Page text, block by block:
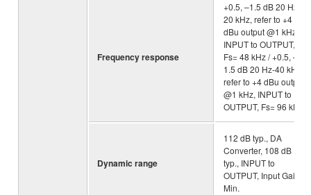
Frequency response
+0.5, –1.5 dB 20 Hz-
20 kHz, refer to +4
dBu output @1 kHz,
INPUT to OUTPUT,
Fs= 48 kHz / +0.5, –
1.5 dB 20 Hz-40 kHz,
refer to +4 dBu output
@1 kHz, INPUT to
OUTPUT, Fs= 96 kHz
Dynamic range
112 dB typ., DA
Converter, 108 dB
typ., INPUT to
OUTPUT, Input Gain=
Min.